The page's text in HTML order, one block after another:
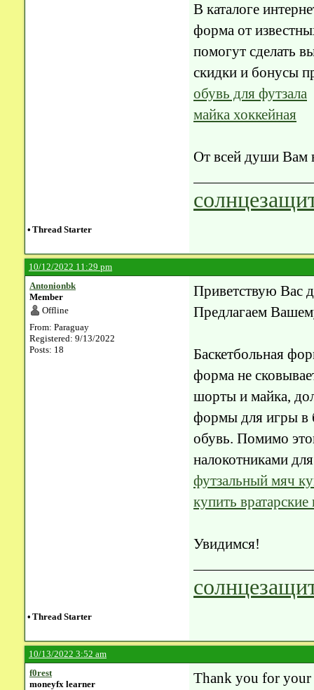
В каталоге
форма от
помогут сделать
скидки и бонусы
обувь для футзала
майка хоккейная
От всей души Вам
• Thread Starter
10/12/2022 11:29 pm
Antonionbk
Member
Offline
From: Paraguay
Registered: 9/13/2022
Posts: 18
Приветствую Вас
Предлагаем
Баскетбольная
форма не
шорты и майка,
формы для игры в
обувь. Помимо
налокотниками
футзальный мяч
купить
Увидимся!
• Thread Starter
10/13/2022 3:52 am
f0rest
moneyfx learner
Thank you for your